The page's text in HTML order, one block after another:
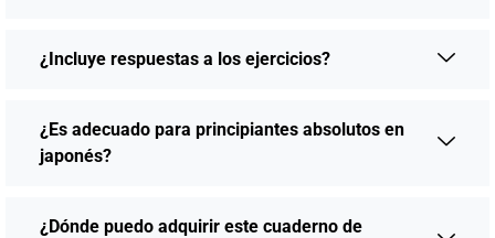
¿Incluye respuestas a los ejercicios?
¿Es adecuado para principiantes absolutos en
japonés?
¿Dónde puedo adquirir este cuaderno de